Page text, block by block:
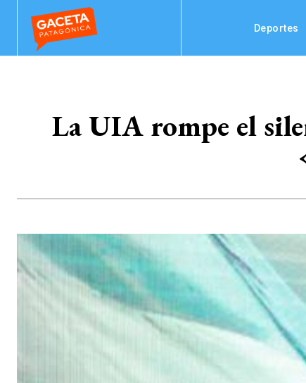
Deportes
La UIA rompe el